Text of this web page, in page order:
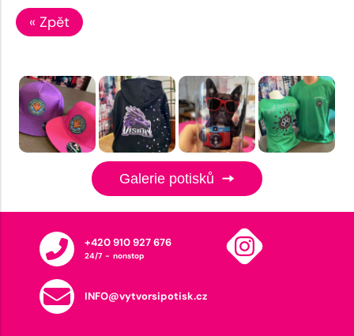
« Zpět
Galerie potisků
+420 910 927 676
24/7 - nonstop
INFO@vytvorsipotisk.cz